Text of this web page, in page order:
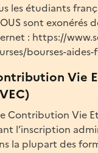
les étudiants
sont exonérés
: https://
bourses-
Vie
Contribution Vie
l’inscription
la plupart des